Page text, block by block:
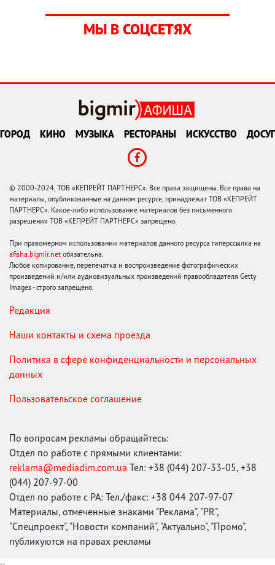
МЫ В СОЦСЕТЯХ
ГОРОД КИНО МУЗЫКА РЕСТОРАНЫ ИСКУССТВО ДОСУГ
© 2000-2024, ТОВ «КЕПРЕЙТ ПАРТНЕРС». Все права защищены. Все права на
материалы, опубликованные на данном ресурсе, принадлежат ТОВ «КЕПРЕЙТ
ПАРТНЕРС». Какое-либо использование материалов без письменного
разрешения ТОВ «КЕПРЕЙТ ПАРТНЕРС» запрещено.
При правомерном использовании материалов данного ресурса гиперссылка на
afisha.bigmir.net обязательна.
Любое копирование, перепечатка и воспроизведение фотографических
произведений и/или аудиовизуальных произведений правообладателя Getty
Images - строго запрещено.
Редакция
Наши контакты и схема проезда
Политика в сфере конфиденциальности и персональных
данных
Пользовательское соглашение
По вопросам рекламы обращайтесь:
Отдел по работе с прямыми клиентами:
reklama@mediadim.com.ua Тел: +38 (044) 207-33-05, +38
(044) 207-97-00
Отдел по работе с РА: Тел./факс: +38 044 207-97-07
Материалы, отмеченные знаками "Реклама", "PR",
"Спецпроект", "Новости компаний", "Актуально", "Промо",
публикуются на правах рекламы